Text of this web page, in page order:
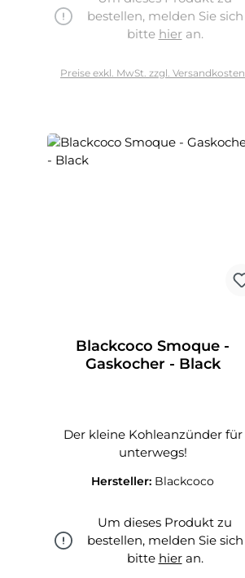
bestellen, melden Sie sich
bitte hieran.
Preise exkl. MwSt. zzgl. Versandkosten
Blackcoco Smoque -
Gaskocher - Black
Der kleine Kohleanzünder für
unterwegs!
Hersteller: Blackcoco
Um dieses Produkt zu
bestellen, melden Sie sich
bitte hieran.